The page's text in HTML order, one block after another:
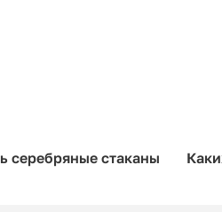
серебряные стаканы